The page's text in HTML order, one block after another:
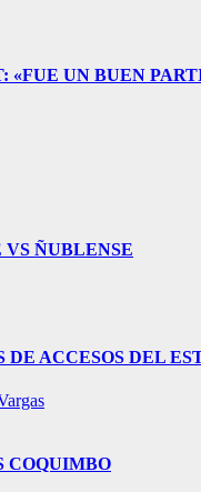
«FUE UN BUEN
ÑUBLENSE
DE ACCESOS DEL
COQUIMBO